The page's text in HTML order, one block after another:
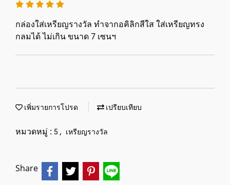
กล่องใส่เหรียญรางวัล ทำจากอคิลิกสีใส ใส่เหรียญทรง
กลมได้ ไม่เกิน ขนาด 7 เซนฯ
เพิ่มรายการโปรด เปรียบเทียบ
หมวดหมู่ : 5 , เหรียญรางวัล
Share